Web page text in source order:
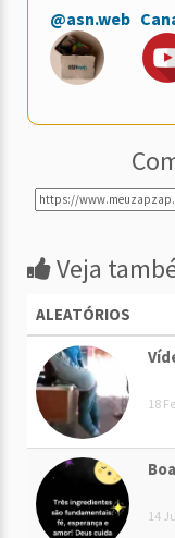
@asn.web
Veja
ALEATÓRIOS
18
14